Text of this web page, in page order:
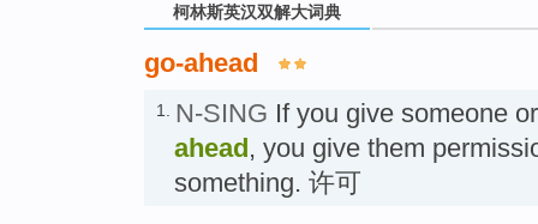
柯林斯英汉双解大词典
go-ahead
1. N-SING If you give someone
ahead, you give them
something. 许可